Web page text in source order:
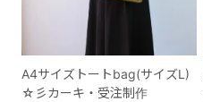
A4サイズトートbag(サイズL)
☆彡カーキ・受注制作